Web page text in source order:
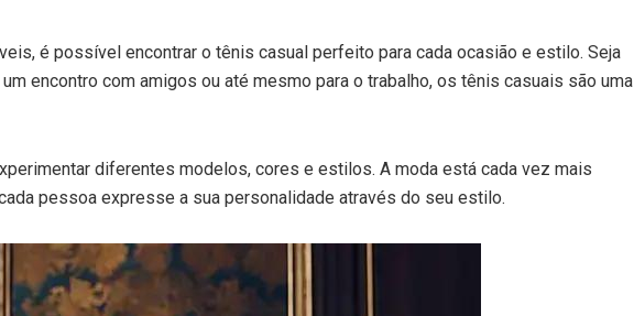
é possível encontrar o tênis casual perfeito para cada ocasião e estilo. Seja
encontro com amigos ou até mesmo para o trabalho, os tênis casuais são uma
diferentes modelos, cores e estilos. A moda está cada vez mais
pessoa expresse a sua personalidade através do seu estilo.